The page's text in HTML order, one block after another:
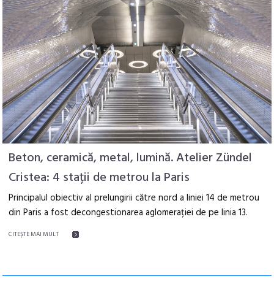
Beton, ceramică, metal, lumină. Atelier Zündel
Cristea: 4 stații de metrou la Paris
Principalul obiectiv al prelungirii către nord a liniei 14 de metrou
din Paris a fost decongestionarea aglomerației de pe linia 13.
CITEŞTE MAI MULT